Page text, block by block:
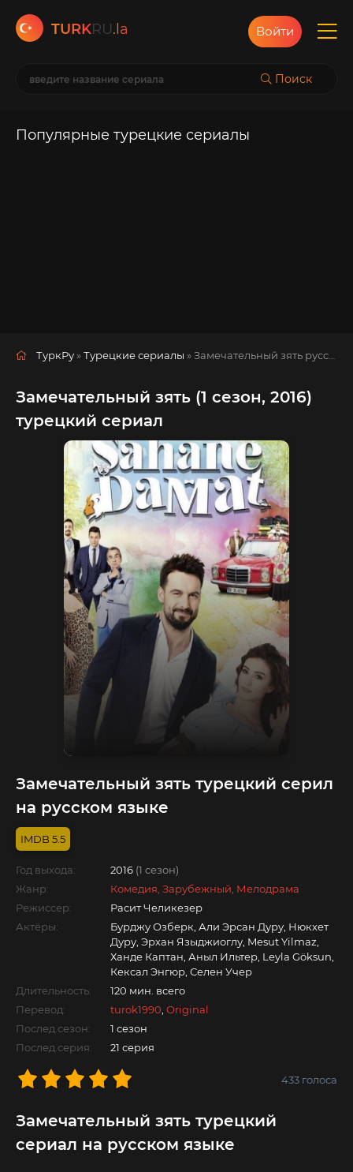
TURKRU.la
Поиск
Войти
Популярные турецкие сериалы
ТуркРу »Турецкие сериалы » Замечательный зять русская озвучка смотреть полностью онлайн!
Замечательный зять (1 сезон, 2016)
турецкий сериал
Замечательный зять турецкий серил
на русском языке
5.5
Год выхода: 2016 (1 сезон)
Жанр:
Комедия, Зарубежный, Мелодрама
Режиссер:
Расит Челикезер
Актёры:
Бурджу Озберк, Али Эрсан Дуру, Нюкхет
Дуру, Эрхан Языджиоглу, Mesut Yilmaz,
Ханде Каптан, Аныл Ильтер, Leyla Göksun,
Кексал Энгюр, Селен Учер
Длительность:
120 мин. всего
Перевод:
turok1990 Original
Послед.сезон:
1 сезон
Послед.серия:
21 серия
433 голоса
Замечательный зять турецкий
сериал на русском языке